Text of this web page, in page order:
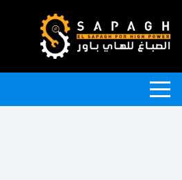
إلى
المحتوى